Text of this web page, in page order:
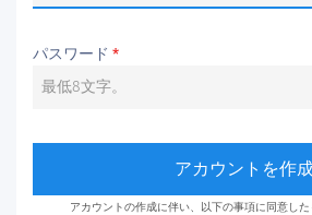
パスワード *
アカウントを作
アカウントの作成に伴い、以下の事項に同意した